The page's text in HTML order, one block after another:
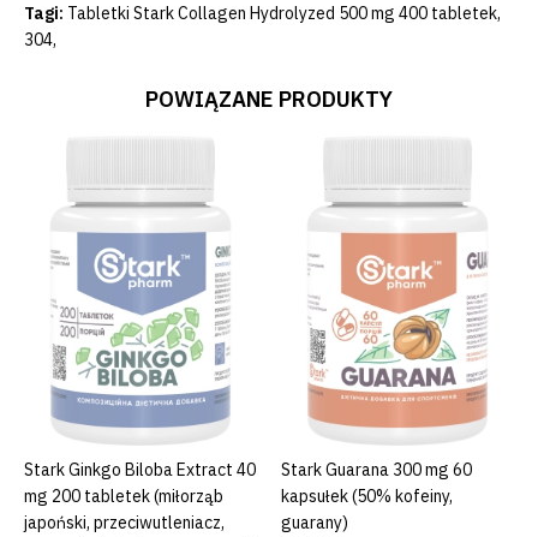
Tagi: Tabletki Stark Collagen Hydrolyzed 500 mg 400 tabletek,
304,
POWIĄZANE PRODUKTY
DODAJ DO KOSZYKA
Stark Ginkgo Biloba Extract 40
mg 200 tabletek (miłorząb
japoński, przeciwutleniacz,
DODAJ DO KOSZYKA
Stark Guarana 300 mg 60
kapsułek (50% kofeiny,
guarany)